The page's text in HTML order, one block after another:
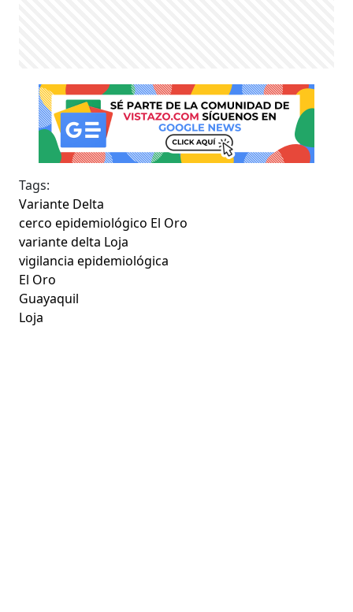
Tags:
Variante Delta
cerco epidemiológico El Oro
variante delta Loja
vigilancia epidemiológica
El Oro
Guayaquil
Loja